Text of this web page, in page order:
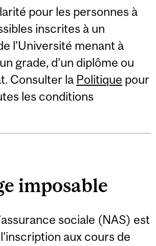
pour les personnes à
inscrites à un
l’Université menant à
grade, d’un diplôme ou
Consulter la Politique pour
les conditions
imposable
sociale (NAS) est
aux cours de